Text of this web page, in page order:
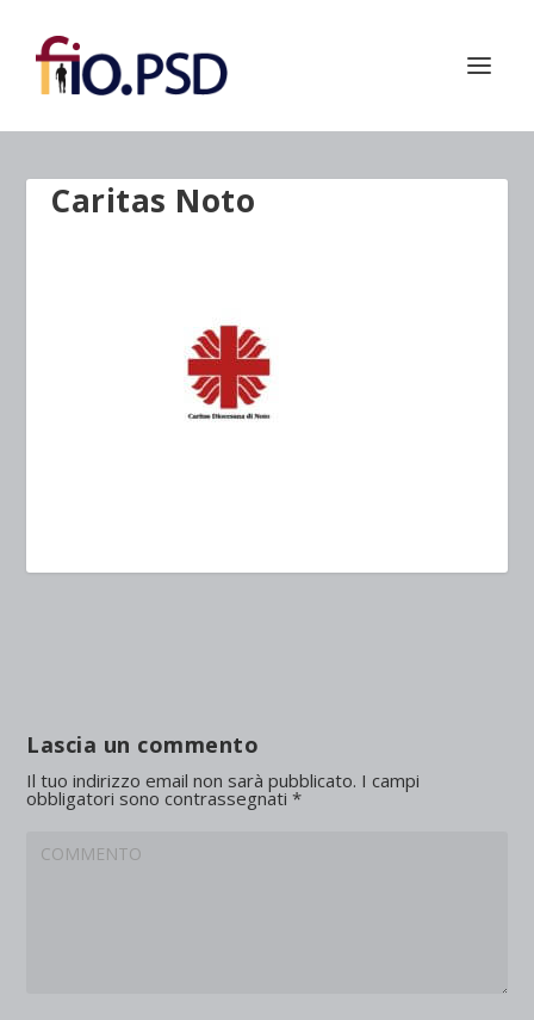
Caritas Noto
Lascia un commento
Il tuo indirizzo email non sarà pubblicato. I campi
obbligatori sono contrassegnati*